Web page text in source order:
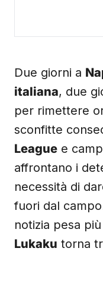
Due giorni a
italiana, due
per rimettere
sconfitte
League e
affrontano i
necessità di
fuori dal
notizia pesa
Lukaku torna